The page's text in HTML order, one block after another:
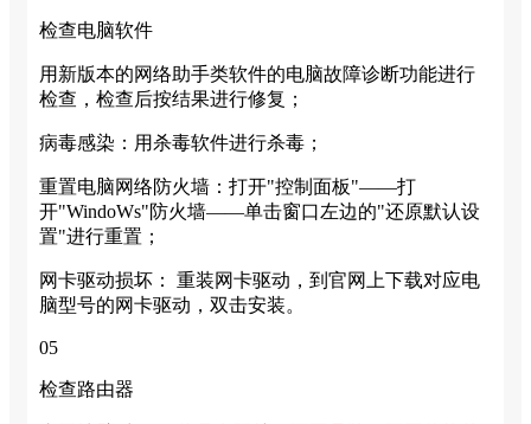
检查电脑软件
用新版本的网络助手类软件的电脑故障诊断功能进行
检查，检查后按结果进行修复；
病毒感染：用杀毒软件进行杀毒；
重置电脑网络防火墙：打开"控制面板"——打
开"WindoWs"防火墙——单击窗口左边的"还原默认设
置"进行重置；
网卡驱动损坏： 重装网卡驱动，到官网上下载对应电
脑型号的网卡驱动，双击安装。
05
检查路由器